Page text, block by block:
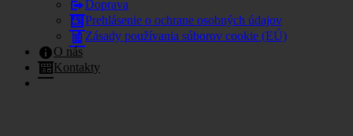
Doprava
Prehlásenie o ochrane osobných údajov
Zásady používania súborov cookie (EÚ)
O nás
Kontakty